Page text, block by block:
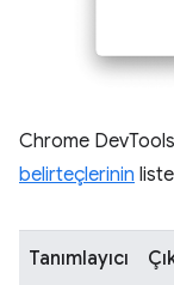
Chrome
belirteçlerinin
Tanımlayıcı